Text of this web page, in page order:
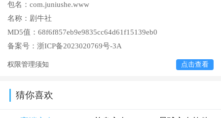
包名： com.juniushe.www
名称： 剧牛社
MD5值： 68f6f857eb9e9835cc64d61f15139eb0
备案号： 浙ICP备2023020769号-3A
权限管理须知 点击查看
猜你喜欢